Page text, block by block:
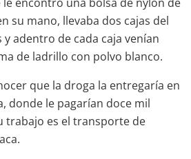
su mano, llevaba dos cajas del
adentro de cada caja venían
de ladrillo con polvo blanco.
que la droga la entregaría en
donde le pagarían doce mil
trabajo es el transporte de